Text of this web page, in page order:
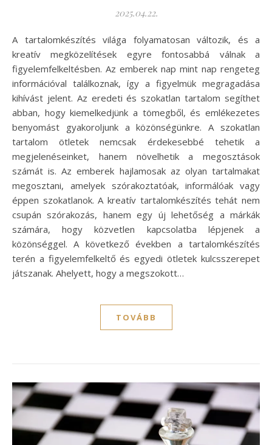
2025.04.22.
A tartalomkészítés világa folyamatosan változik, és a
kreatív megközelítések egyre fontosabbá válnak a
figyelemfelkeltésben. Az emberek nap mint nap rengeteg
információval találkoznak, így a figyelmük megragadása
kihívást jelent. Az eredeti és szokatlan tartalom segíthet
abban, hogy kiemelkedjünk a tömegből, és emlékezetes
benyomást gyakoroljunk a közönségünkre. A szokatlan
tartalom ötletek nemcsak érdekesebbé tehetik a
megjelenéseinket, hanem növelhetik a megosztások
számát is. Az emberek hajlamosak az olyan tartalmakat
megosztani, amelyek szórakoztatóak, informálóak vagy
éppen szokatlanok. A kreatív tartalomkészítés tehát nem
csupán szórakozás, hanem egy új lehetőség a márkák
számára, hogy közvetlen kapcsolatba lépjenek a
közönséggel. A következő években a tartalomkészítés
terén a figyelemfelkeltő és egyedi ötletek kulcsszerepet
játszanak. Ahelyett, hogy a megszokott…
TOVÁBB